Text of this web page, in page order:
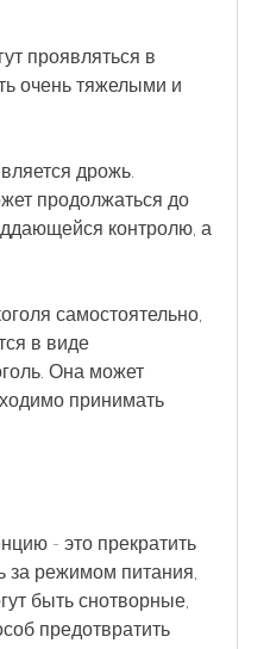
проявляться в
очень тяжелыми и
дрожь.
продолжаться до
контролю, а
самостоятельно,
в виде
Она может
принимать
- это прекратить
за режимом питания,
быть снотворные,
предотвратить